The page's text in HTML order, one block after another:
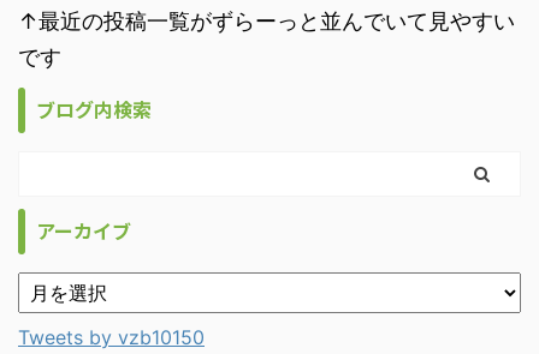
↑最近の投稿一覧がずらーっと並んでいて見やすい
です
ブログ内検索
アーカイブ
Tweets by vzb10150